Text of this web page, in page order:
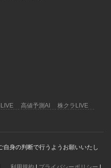
高値予測AI 株クラLIVE
身の判断で行うようお願いいたし